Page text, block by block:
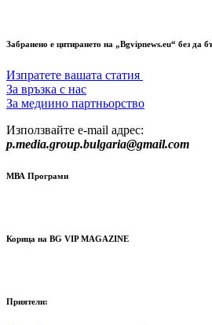
Забранено е цитирането на „Bgvipnews.eu“ без да
Изпратете вашата статия
За връзка с нас
За медиино партньорство
Използвайте e-mail адрес:
p.media.group.bulgaria@gmail.com
МВА Програми
Корица на BG VIP MAGAZINE
Приятели: